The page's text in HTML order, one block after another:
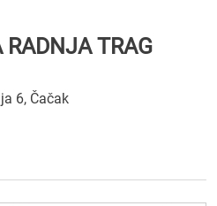
RADNJA TRAG
6, Čačak